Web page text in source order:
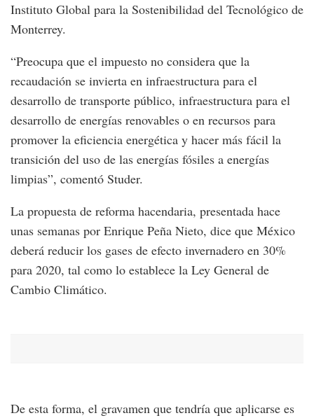
Instituto Global para la Sostenibilidad del Tecnológico de
Monterrey.
“Preocupa que el impuesto no considera que la
recaudación se invierta en infraestructura para el
desarrollo de transporte público, infraestructura para el
desarrollo de energías renovables o en recursos para
promover la eficiencia energética y hacer más fácil la
transición del uso de las energías fósiles a energías
limpias”, comentó Studer.
La propuesta de reforma hacendaria, presentada hace
unas semanas por Enrique Peña Nieto, dice que México
deberá reducir los gases de efecto invernadero en 30%
para 2020, tal como lo establece la Ley General de
Cambio Climático.
De esta forma, el gravamen que tendría que aplicarse es